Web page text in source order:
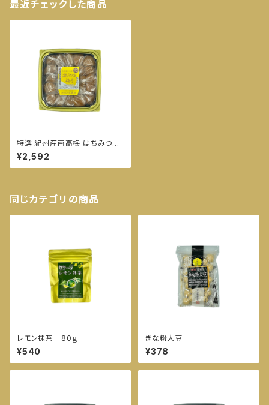
最近チェックした商品
特選 紀州産南高梅 はちみつ漬
梅干 塩分約８％
¥2,592
同じカテゴリの商品
レモン抹茶 80ｇ
¥540
きな粉大豆
¥378